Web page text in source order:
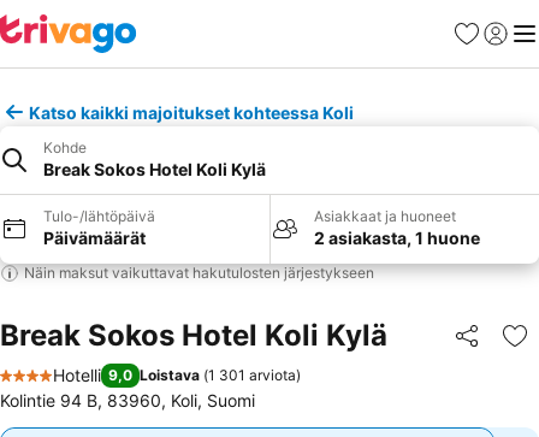
Suosikit
Katso kaikki majoitukset kohteessa Koli
Kohde
Break Sokos Hotel Koli Kylä
Tulo-/lähtöpäivä
Päivämäärät
Asiakkaat ja huoneet
2 asiakasta, 1 huone
Näin maksut vaikuttavat hakutulosten järjestykseen
Break Sokos Hotel Koli Kylä Jaa
4 Tähtiluokitus
Hotelli 9,0 Loistava (1 301 arviota)
Kolintie 94 B, 83960, Koli, Suomi